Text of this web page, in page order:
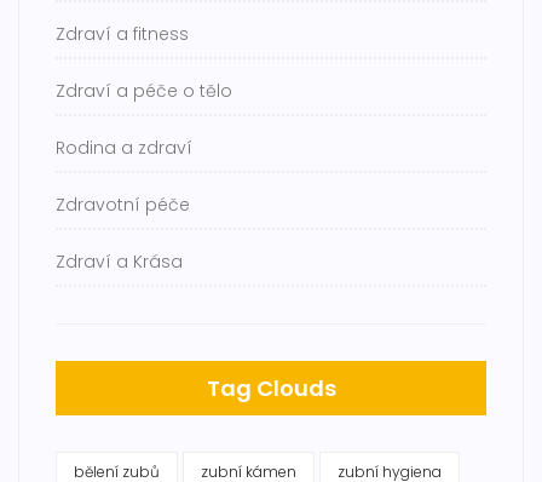
Zdraví a fitness
Zdraví a péče o tělo
Rodina a zdraví
Zdravotní péče
Zdraví a Krása
Tag Clouds
bělení zubů zubní kámen zubní hygiena